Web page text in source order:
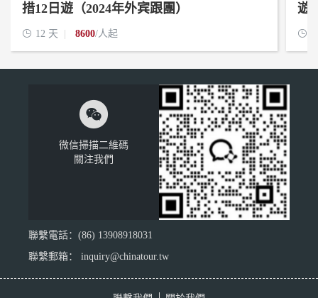
措12日遊（2024年外宾跟團）
 12 天 8600/人起
遊


微信掃描二維碼
關注我們
聯繫電話：(86) 13908918031
聯繫郵箱： inquiry@chinatour.tw